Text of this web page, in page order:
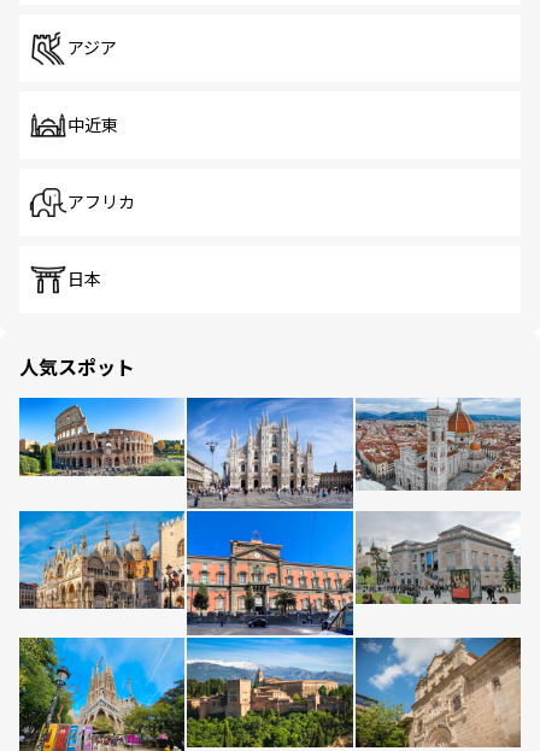
アジア
中近東
アフリカ
日本
人気スポット